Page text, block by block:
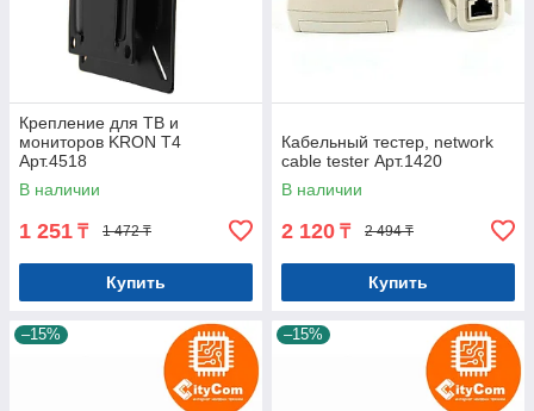
Крепление для ТВ и
мониторов KRON T4
Арт.4518
В наличии
1 251 ₸ 1 472 ₸
Купить
Кабельный тестер, network
cable tester Арт.1420
В наличии
2 120 ₸ 2 494 ₸
Купить
–15% –15%